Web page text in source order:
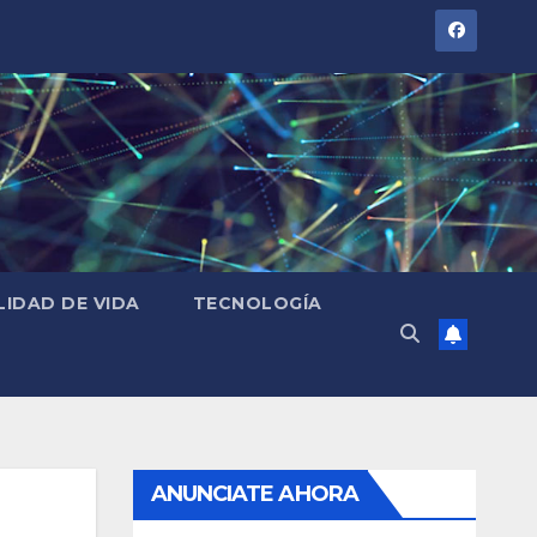
DE VIDA TECNOLOGÍA
ANUNCIATE AHORA